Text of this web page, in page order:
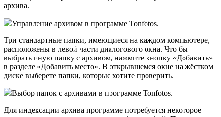
архива.
Управление архивом в программе Tonfotos.
Три стандартные папки, имеющиеся на каждом компьютере,
расположены в левой части диалогового окна. Что бы
выбрать иную папку с архивом, нажмите кнопку «Добавить»
в разделе «Добавить место». В открывшемся окне на жёстком
диске выберете папки, которые хотите проверить.
Выбор папок с архивами в программе Tonfotos.
Для индексации архива программе потребуется некоторое